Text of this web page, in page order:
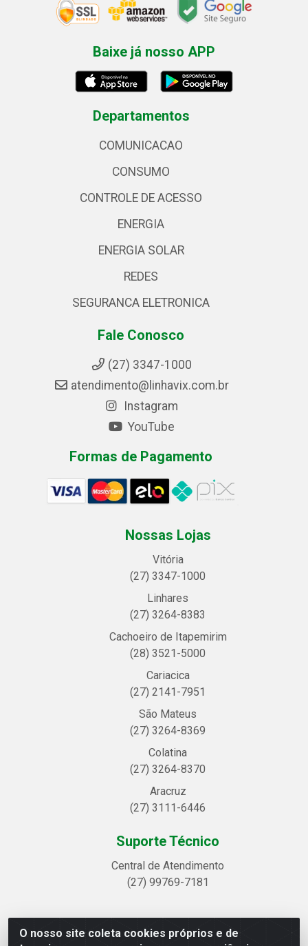
O nosso site coleta cookies próprios e de
Baixe já nosso APP
Departamentos
COMUNICACAO
CONSUMO
CONTROLE DE ACESSO
ENERGIA
ENERGIA SOLAR
REDES
SEGURANCA ELETRONICA
Fale Conosco
(27) 3347-1000
atendimento@linhavix.com.br
Instagram
YouTube
Formas de Pagamento
Nossas Lojas
Vitória
(27) 3347-1000
Linhares
(27) 3264-8383
Cachoeiro de Itapemirim
(28) 3521-5000
Cariacica
(27) 2141-7951
São Mateus
(27) 3264-8369
Colatina
(27) 3264-8370
Aracruz
(27) 3111-6446
Suporte Técnico
Central de Atendimento
(27) 99769-7181
Linhavix Distribuidora LTDA - Avenida Alegre, 2521 -